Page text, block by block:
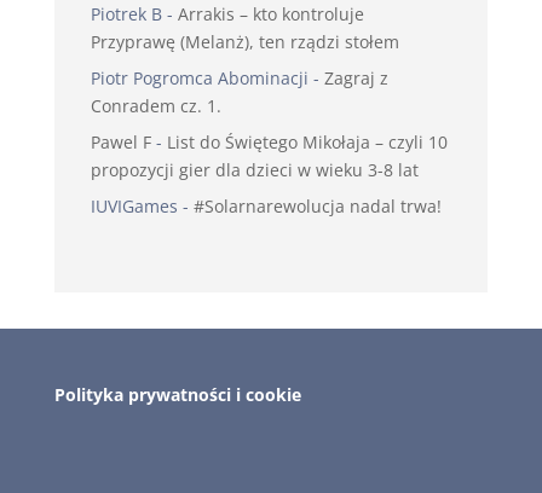
Piotrek B- Arrakis – kto kontroluje
Przyprawę (Melanż), ten rządzi stołem
Piotr Pogromca Abominacji - Zagraj z
Conradem cz. 1.
Pawel F- List do Świętego Mikołaja – czyli 10
propozycji gier dla dzieci w wieku 3-8 lat
IUVIGames - #Solarnarewolucja nadal trwa!
Polityka prywatności i cookie